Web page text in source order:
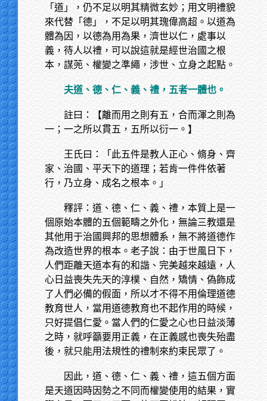
「道」，仍不足以明其精微玄妙；用文明禮貌
來代替「德」，不足以明其瑰偉高超。以道為
體為因，以德為用為果，濟世以仁，處事以
義，待人以禮，可以說這就是經世治國之根
本，謀蔸、權變之準繩，涉世、立身之起點。
夫道、德、仁、義、禮，五者一體也。
註曰：【離而用之則有五，合而渾之則為
一；一之所以貫五，五所以衍一。】
王氏曰：「此五件是教人正心、脩身、齊
家、治國、平天下的道理；若肯一件件依著
行，乃立身、成名之根本。」
釋評：道、德、仁、義、禮，本質上是一
個原始本體的五個範疇之外化，無論三教還是
其他用于治國興邦的思想體系，無不將道德作
為改造世界的根本。老子說：由于世風日下，
人們距離天道本有的和諧、完美越來越遠，人
心日益喪失先天的淳樸、自然，矯情、偽飾成
了人們必備的假面，所以才不得不用倫理道德
教育世人，當用道德教育也不起作用的時候，
只好提倡仁愛。當人們的仁愛之心也日益淡薄
之時，就呼籲要用正義，在正義感也喪失殆盡
後，就只能用法規性的禮制來約束民眾了。
因此，道、德、仁、義、禮，這五個方面
是天道因時因勢之不同而權變使用的結果，實